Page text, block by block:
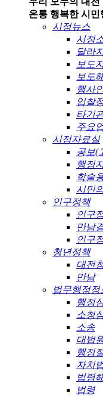
온통 행복한 시민
시정뉴스
시정
달라
보도
보도
행사
입찰
타기
주요
시정자료실
공보(
행정
학술
시민
인구정책
인구
만남
인구
청년정책
대전
만남
법무행정정
행정
소청
소송
대법
행정
자치
법령
법령